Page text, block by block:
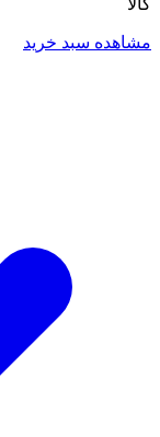
کالا
مشاهده سبد خرید